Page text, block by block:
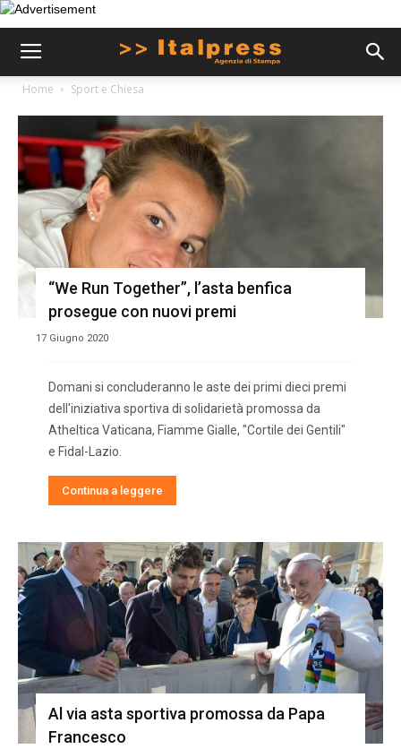
Home Sport e Chiesa
“We Run Together”, l’asta benfica
prosegue con nuovi premi
17 Giugno 2020
Domani si concluderanno le aste dei primi dieci premi
dell'iniziativa sportiva di solidarietà promossa da
Atheltica Vaticana, Fiamme Gialle, "Cortile dei Gentili"
e Fidal-Lazio.
Continua a leggere
Al via asta sportiva promossa da Papa
Francesco